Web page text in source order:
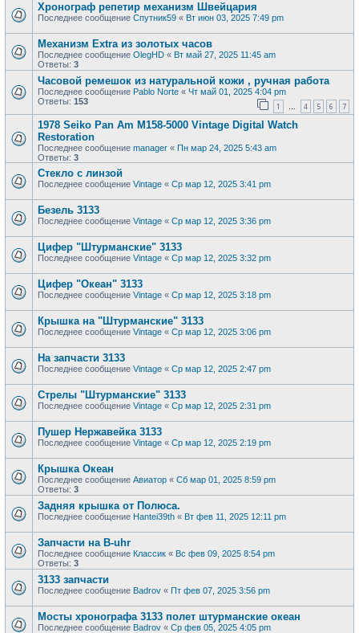
Хронограф репетир механизм Швейцария
Последнее сообщение Спутник59 « Вт июн 03, 2025 7:49 pm
Механизм Extra из золотых часов
Последнее сообщение OlegHD « Вт май 27, 2025 11:45 am
Ответы: 3
Часовой ремешок из натуральной кожи , ручная работа
Последнее сообщение Pablo Norte « Чт май 01, 2025 4:04 pm
Ответы: 153 1 … 4 5 6 7
1978 Seiko Pan Am M158-5000 Vintage Digital Watch
Restoration
Последнее сообщение manager « Пн мар 24, 2025 5:43 am
Ответы: 3
Стекло с линзой
Последнее сообщение Vintage « Ср мар 12, 2025 3:41 pm
Безель 3133
Последнее сообщение Vintage « Ср мар 12, 2025 3:36 pm
Цифер "Штурманские" 3133
Последнее сообщение Vintage « Ср мар 12, 2025 3:32 pm
Цифер "Океан" 3133
Последнее сообщение Vintage « Ср мар 12, 2025 3:18 pm
Крышка на "Штурманские" 3133
Последнее сообщение Vintage « Ср мар 12, 2025 3:06 pm
На запчасти 3133
Последнее сообщение Vintage « Ср мар 12, 2025 2:47 pm
Стрелы "Штурманские" 3133
Последнее сообщение Vintage « Ср мар 12, 2025 2:31 pm
Пушер Нержавейка 3133
Последнее сообщение Vintage « Ср мар 12, 2025 2:19 pm
Крышка Океан
Последнее сообщение Авиатор « Сб мар 01, 2025 8:59 pm
Ответы: 3
Задняя крышка от Полюса.
Последнее сообщение Hantei39th « Вт фев 11, 2025 12:11 pm
Запчасти на B-uhr
Последнее сообщение Классик « Вс фев 09, 2025 8:54 pm
Ответы: 3
3133 запчасти
Последнее сообщение Badrov « Пт фев 07, 2025 3:56 pm
Мосты хронографа 3133 полет штурманские океан
Последнее сообщение Badrov « Ср фев 05, 2025 4:05 pm